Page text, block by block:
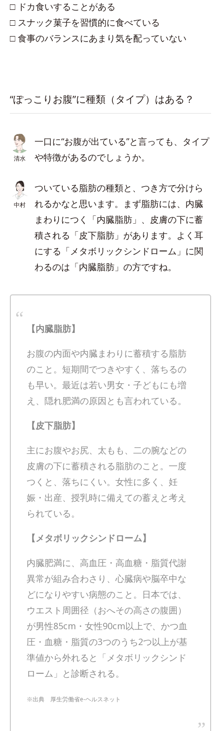
□ ドカ食いすることがある
□ スナック菓子を習慣的に食べている
□ 食事のバランスにあまり気を配っていない
“ぽっこりお腹”に種類（タイプ）はある？
清水
一口に“お腹が出ている”と言っても、タイプ
や特徴があるのでしょうか。
中村
ついている脂肪の種類と、つき方で分けら
れるかなと思います。まず脂肪には、内臓
まわりにつく「内臓脂肪」、皮膚の下に蓄
積される「皮下脂肪」があります。よく耳
にする「メタボリックシンドローム」に関
わるのは「内臓脂肪」の方ですね。
【内臓脂肪】
お腹の内面や内臓まわりに蓄積する脂肪
のこと。短期間でつきやすく、落ちるの
も早い。最近は若い男女・子どもにも増
え、隠れ肥満の原因とも言われている。
【皮下脂肪】
主にお腹やお尻、太もも、二の腕などの
皮膚の下に蓄積される脂肪のこと。一度
つくと、落ちにくい。女性に多く、妊
娠・出産、授乳時に備えての蓄えと考え
られている。
【メタボリックシンドローム】
内臓肥満に、高血圧・高血糖・脂質代謝
異常が組み合わさり、心臓病や脳卒中な
どになりやすい病態のこと。日本では、
ウエスト周囲径（おへその高さの腹囲）
が男性85cm・女性90cm以上で、かつ血
圧・血糖・脂質の3つのうち2つ以上が基
準値から外れると「メタボリックシンド
ローム」と診断される。
※出典 厚生労働省e-ヘルスネット